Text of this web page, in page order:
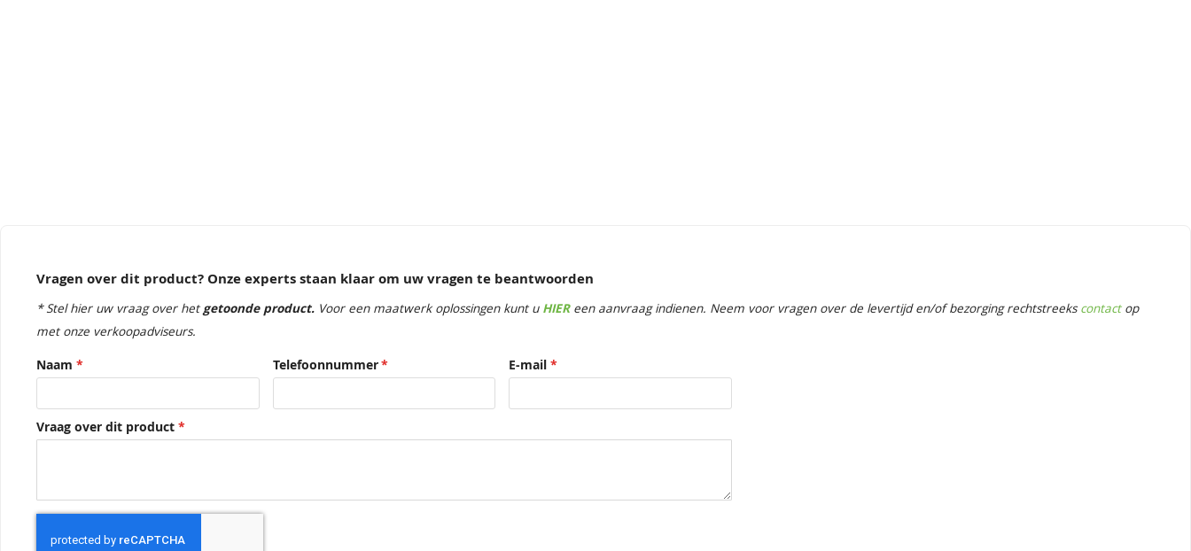
Vragen over dit product? Onze experts staan klaar om uw vragen te beantwoorden
* Stel hier uw vraag over het getoonde product. Voor een maatwerk oplossingen kunt u HIEReen aanvraag indienen. Neem voor vragen over de levertijd en/of bezorging rechtstreekscontactop
met onze verkoopadviseurs.
Naam Telefoonnummer E-mail
Vraag over dit product